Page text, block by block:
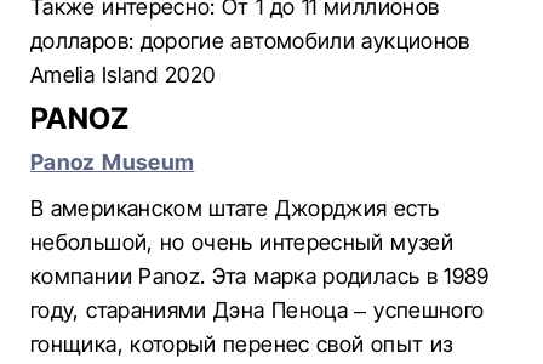
Также интересно: От 1 до 11 миллионов
долларов: дорогие автомобили аукционов
Amelia Island 2020
PANOZ
Panoz Museum
В американском штате Джорджия есть
небольшой, но очень интересный музей
компании Panoz. Эта марка родилась в 1989
году, стараниями Дэна Пеноца – успешного
гонщика, который перенес свой опыт из